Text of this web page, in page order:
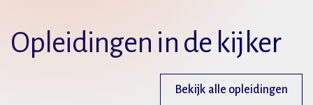
Opleidingen in de kijker
Bekijk alle opleidingen